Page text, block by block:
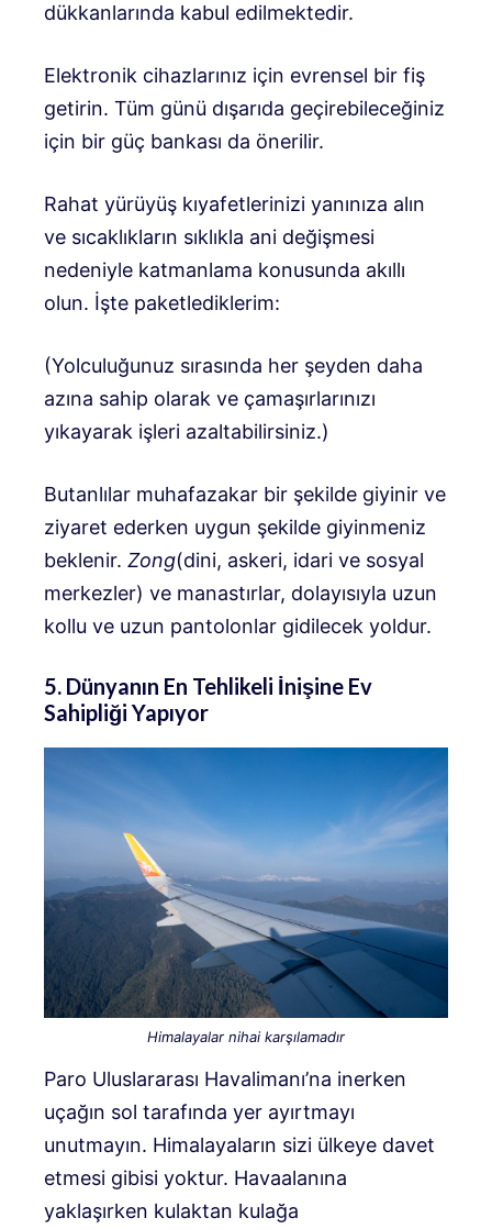
dükkanlarında kabul edilmektedir.
Elektronik cihazlarınız için evrensel bir fiş
getirin. Tüm günü dışarıda geçirebileceğiniz
için bir güç bankası da önerilir.
Rahat yürüyüş kıyafetlerinizi yanınıza alın
ve sıcaklıkların sıklıkla ani değişmesi
nedeniyle katmanlama konusunda akıllı
olun. İşte paketlediklerim:
(Yolculuğunuz sırasında her şeyden daha
azına sahip olarak ve çamaşırlarınızı
yıkayarak işleri azaltabilirsiniz.)
Butanlılar muhafazakar bir şekilde giyinir ve
ziyaret ederken uygun şekilde giyinmeniz
beklenir. Zong(dini, askeri, idari ve sosyal
merkezler) ve manastırlar, dolayısıyla uzun
kollu ve uzun pantolonlar gidilecek yoldur.
5. Dünyanın En Tehlikeli İnişine Ev
Sahipliği Yapıyor
Himalayalar nihai karşılamadır
Paro Uluslararası Havalimanı’na inerken
uçağın sol tarafında yer ayırtmayı
unutmayın. Himalayaların sizi ülkeye davet
etmesi gibisi yoktur. Havaalanına
yaklaşırken kulaktan kulağa